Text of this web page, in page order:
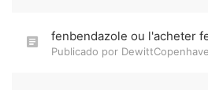
fenbendazole ou l'acheter
Publicado por